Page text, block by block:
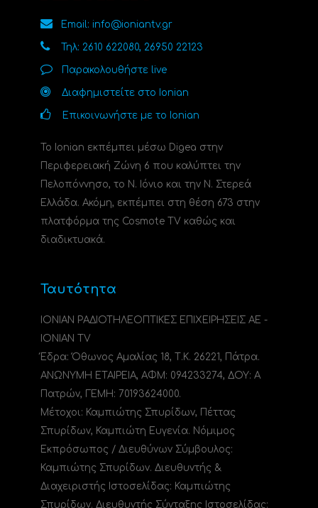
Email: info@ioniantv.gr
Τηλ: 2610 622080, 26950 22123
Παρακολουθήστε live
Διαφημιστείτε στο Ionian
Επικοινωνήστε με το Ionian
Το Ionian εκπέμπει μέσω Digea στην
Περιφερειακή Ζώνη 6 που καλύπτει την
Πελοπόννησο, το N. Ιόνιο και την Ν. Στερεά
Ελλάδα. Ακόμη, εκπέμπει στη θέση 673 στην
πλατφόρμα της Cosmote TV καθώς και
διαδικτυακά.
Ταυτότητα
ΙΟΝΙΑΝ ΡΑΔΙΟΤΗΛΕΟΠΤΙΚΕΣ ΕΠΙΧΕΙΡΗΣΕΙΣ ΑΕ -
IONIAN TV
Έδρα: Όθωνος Αμαλίας 18, Τ.Κ. 26221, Πάτρα.
ΑΝΩΝΥΜΗ ΕΤΑΙΡΕΙΑ, ΑΦΜ: 094233274, ΔΟΥ: A
Πατρών, ΓΕΜΗ: 70193624000.
Μέτοχοι: Καμπιώτης Σπυρίδων, Πέττας
Σπυρίδων, Καμπιώτη Ευγενία. Νόμιμος
Εκπρόσωπος / Διευθύνων Σύμβουλος:
Καμπιώτης Σπυρίδων. Διευθυντής &
Διαχειριστής Ιστοσελίδας: Καμπιώτης
Σπυρίδων. Διευθυντής Σύνταξης Ιστοσελίδας: